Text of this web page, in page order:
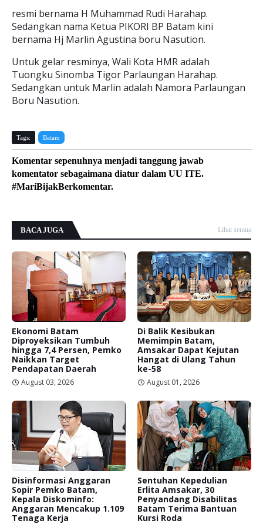
resmi bernama H Muhammad Rudi Harahap.
Sedangkan nama Ketua PIKORI BP Batam kini
bernama Hj Marlin Agustina boru Nasution.
Untuk gelar resminya, Wali Kota HMR adalah
Tuongku Sinomba Tigor Parlaungan Harahap.
Sedangkan untuk Marlin adalah Namora Parlaungan
Boru Nasution.
Tags: Batam
Komentar sepenuhnya menjadi tanggung jawab
komentator sebagaimana diatur dalam UU ITE.
#MariBijakBerkomentar.
BACA JUGA Lihat semua
Ekonomi Batam
Diproyeksikan Tumbuh
hingga 7,4 Persen, Pemko
Naikkan Target
Pendapatan Daerah
August 03, 2026
Di Balik Kesibukan
Memimpin Batam,
Amsakar Dapat Kejutan
Hangat di Ulang Tahun
ke-58
August 01, 2026
Disinformasi Anggaran
Sopir Pemko Batam,
Kepala Diskominfo:
Anggaran Mencakup 1.109
Tenaga Kerja
Sentuhan Kepedulian
Erlita Amsakar, 30
Penyandang Disabilitas
Batam Terima Bantuan
Kursi Roda